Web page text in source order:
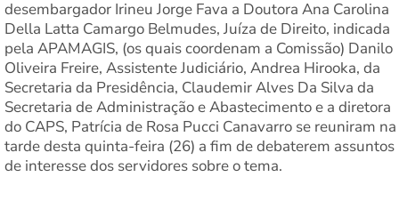
desembargador Irineu Jorge Fava a Doutora Ana Carolina
Della Latta Camargo Belmudes, Juíza de Direito, indicada
pela APAMAGIS, (os quais coordenam a Comissão) Danilo
Oliveira Freire, Assistente Judiciário, Andrea Hirooka, da
Secretaria da Presidência, Claudemir Alves Da Silva da
Secretaria de Administração e Abastecimento e a diretora
do CAPS, Patrícia de Rosa Pucci Canavarro se reuniram na
tarde desta quinta-feira (26) a fim de debaterem assuntos
de interesse dos servidores sobre o tema.